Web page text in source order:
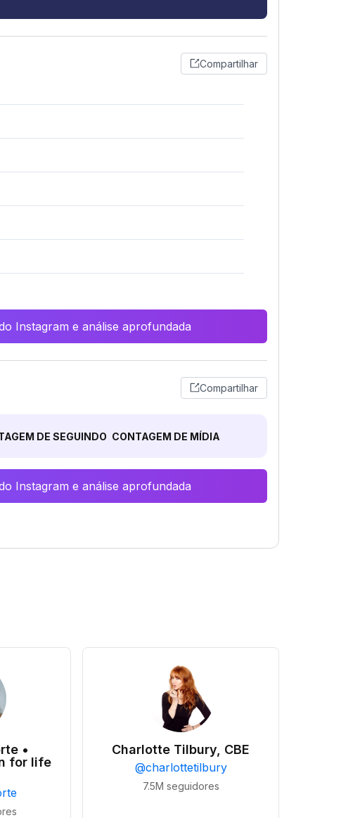
Compartilhar
Instagram e análise aprofundada
Compartilhar
DE SEGUINDO CONTAGEM DE MÍDIA
Instagram e análise aprofundada
•
for life
Charlotte Tilbury, CBE
@charlottetilbury
7.5M seguidores